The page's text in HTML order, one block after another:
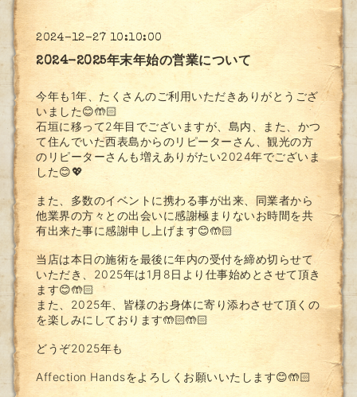
2024-12-27 10:10:00
2024-2025年末年始の営業について
今年も1年、たくさんのご利用いただきありがとうござ
いました😊🤲🏻
石垣に移って2年目でございますが、島内、また、かつ
て住んでいた西表島からのリピーターさん、観光の方
のリピーターさんも増えありがたい2024年でございま
した😊💖
また、多数のイベントに携わる事が出来、同業者から
他業界の方々との出会いに感謝極まりないお時間を共
有出来た事に感謝申し上げます😊🤲🏻
当店は本日の施術を最後に年内の受付を締め切らせて
いただき、2025年は1月8日より仕事始めとさせて頂き
ます😊🤲🏻
また、2025年、皆様のお身体に寄り添わさせて頂くの
を楽しみにしております🤲🏻🤲🏻
どうぞ2025年も
Affection Handsをよろしくお願いいたします😊🤲🏻